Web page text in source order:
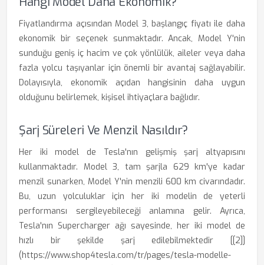
Fiyatlandırma açısından Model 3, başlangıç fiyatı ile daha
ekonomik bir seçenek sunmaktadır. Ancak, Model Y'nin
sunduğu geniş iç hacim ve çok yönlülük, aileler veya daha
fazla yolcu taşıyanlar için önemli bir avantaj sağlayabilir.
Dolayısıyla, ekonomik açıdan hangisinin daha uygun
olduğunu belirlemek, kişisel ihtiyaçlara bağlıdır.
Şarj Süreleri Ve Menzil Nasıldır?
Her iki model de Tesla'nın gelişmiş şarj altyapısını
kullanmaktadır. Model 3, tam şarjla 629 km'ye kadar
menzil sunarken, Model Y'nin menzili 600 km civarındadır.
Bu, uzun yolculuklar için her iki modelin de yeterli
performansı sergileyebileceği anlamına gelir. Ayrıca,
Tesla'nın Supercharger ağı sayesinde, her iki model de
hızlı bir şekilde şarj edilebilmektedir [[2]]
(https://www.shop4tesla.com/tr/pages/tesla-modelle-